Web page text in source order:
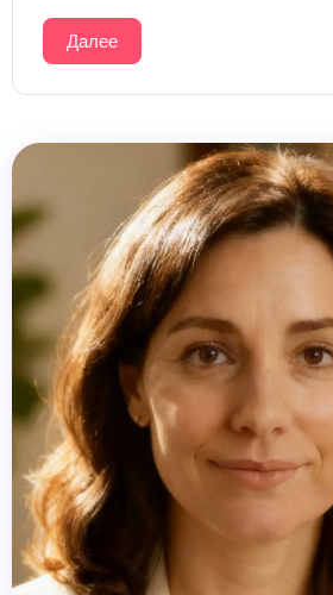
Далее